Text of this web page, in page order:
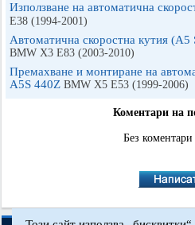
Използване на автоматична
E38 (1994-2001)
Автоматична скоростна кутия
BMW X3 Е83 (2003-2010)
Премахване и монтиране на
A5S 440Z BMW X5 E53 (1999-2006)
Коментари на
Без